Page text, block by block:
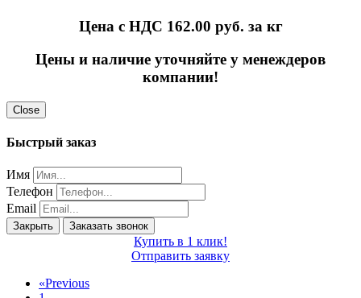
Цена с НДС 162.00 руб. за кг
Цены и наличие уточняйте у менеждеров
компании!
Close
Быстрый заказ
Имя
Телефон
Email
Закрыть Заказать звонок
Купить в 1 клик!
Отправить заявку
«Previous